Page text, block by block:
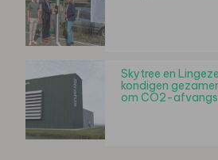
Skytree en
kondigen
om CO2-